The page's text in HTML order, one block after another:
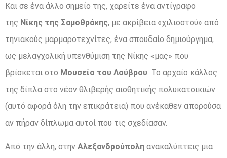
Και σε ένα άλλο σημείο της, χαρείτε ένα αντίγραφο
της Νίκης της Σαμοθράκης, με ακρίβεια «χιλιοστού» από
τηνιακούς μαρμαροτεχνίτες, ένα σπουδαίο δημιούργημα,
ως μελαγχολική υπενθύμιση της Νίκης «μας» που
βρίσκεται στο Μουσείο του Λούβρου. Το αρχαίο κάλλος
της δίπλα στο νέον θλιβερής αισθητικής πολυκατοικιών
(αυτό αφορά όλη την επικράτεια) που ανέκαθεν απορούσα
αν πήραν δίπλωμα αυτοί που τις σχεδίασαν.
Από την άλλη, στην Αλεξανδρούπολη ανακαλύπτεις μια